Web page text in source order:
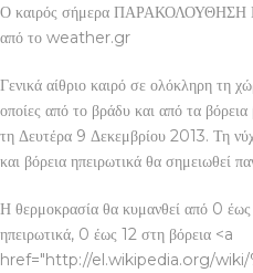
Ο καιρός σήμερα ΠΑΡΑΚΟΛΟΥΘΗΣΗ
από το weather.gr
Γενικά αίθριο καιρό σε ολόκληρη τη
οποίες από το βράδυ και από τα
τη Δευτέρα 9 Δεκεμβρίου 2013. Τη
και βόρεια ηπειρωτικά θα σημειωθεί
Η θερμοκρασία θα κυμανθεί από 0
ηπειρωτικά, 0 έως 12 στη βόρεια <a
href="http://el.wikipedia.org/wiki/